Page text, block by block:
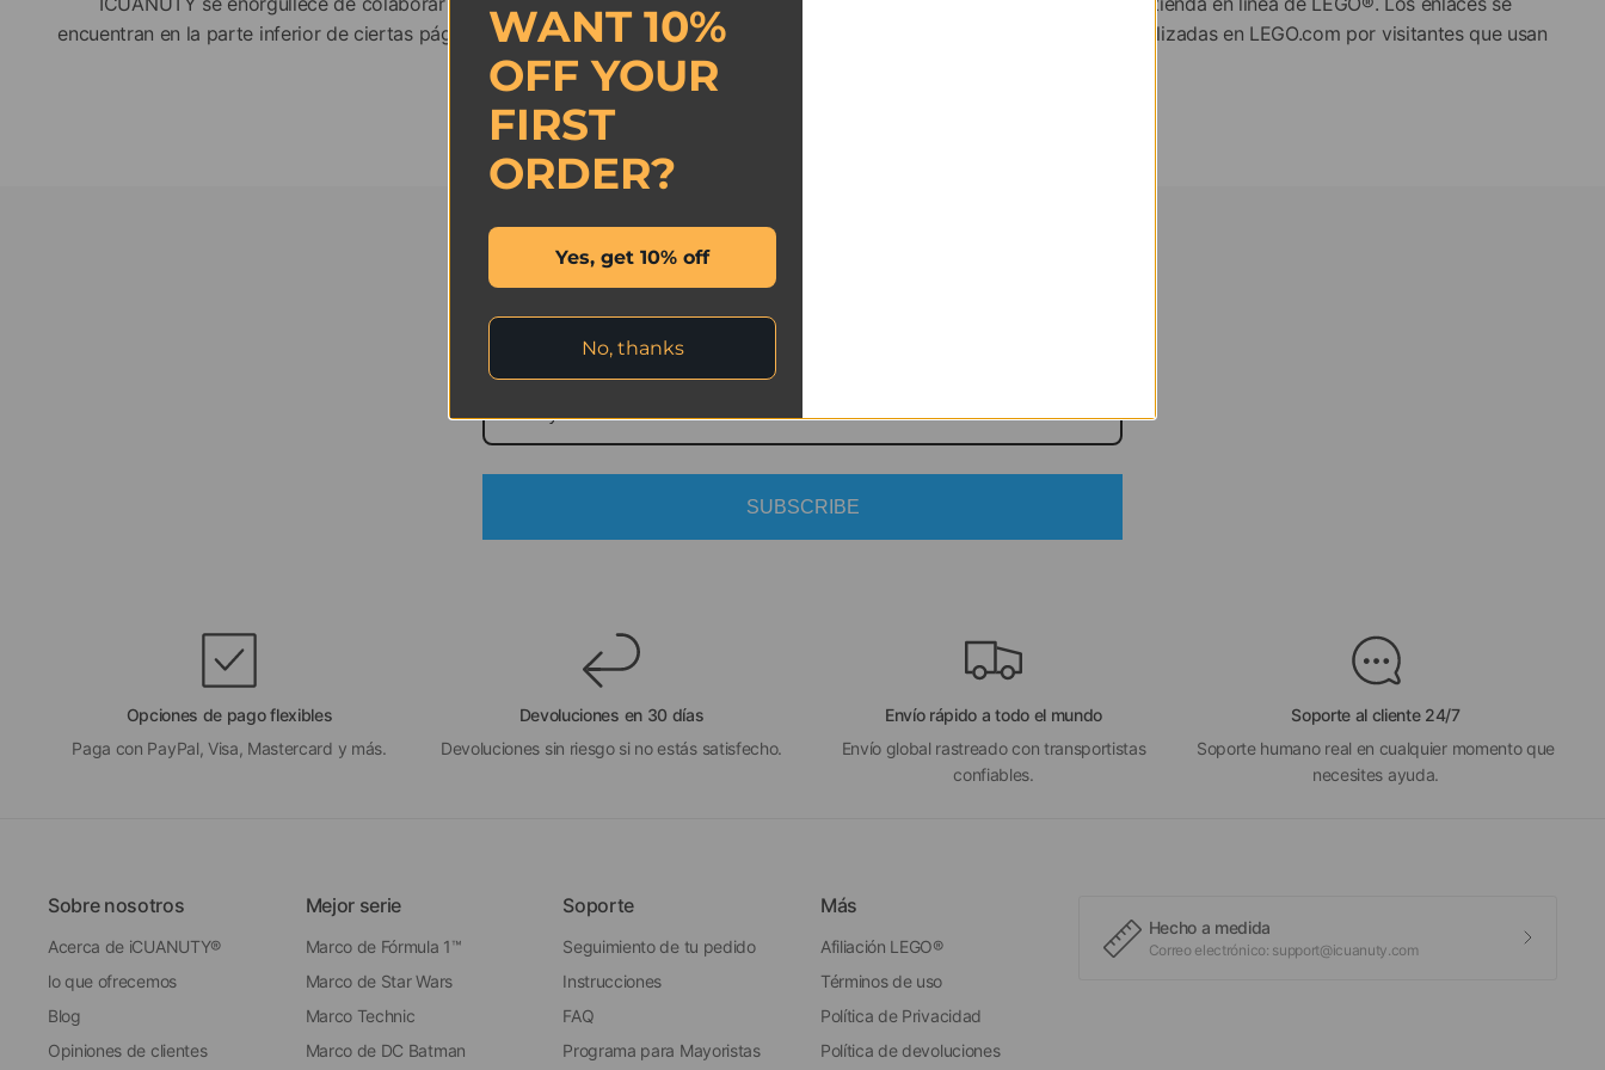
encuentran en la parte inferior de ciertas páginas de productos en nuestro sitio. Nuestra comisión se obtiene por compras realizadas en LEGO.com por visitantes que usan
nuestro enlace afiliado.
Sitio web oficial de LEGO ——
Newsletter
Subscribe for the latest product updates and monthly new arrivals.
SUBSCRIBE
Opciones de pago flexibles
Paga con PayPal, Visa, Mastercard y más.
Devoluciones en 30 días
Devoluciones sin riesgo si no estás satisfecho.
Envío rápido a todo el mundo
Envío global rastreado con transportistas
confiables.
Soporte al cliente 24/7
Soporte humano real en cualquier momento que
necesites ayuda.
Sobre nosotros
Acerca de iCUANUTY®
lo que ofrecemos
Blog
Opiniones de clientes
Mejor serie
Marco de Fórmula 1™
Marco de Star Wars
Marco Technic
Marco de DC Batman
Soporte
Seguimiento de tu pedido
Instrucciones
FAQ
Programa para Mayoristas
Más
Afiliación LEGO®
Términos de uso
Política de Privacidad
Política de devoluciones
Hecho a medida
Correo electrónico: support@icuanuty.com
WANT 10%
OFF YOUR
FIRST
ORDER?
Yes, get 10% off
No, thanks